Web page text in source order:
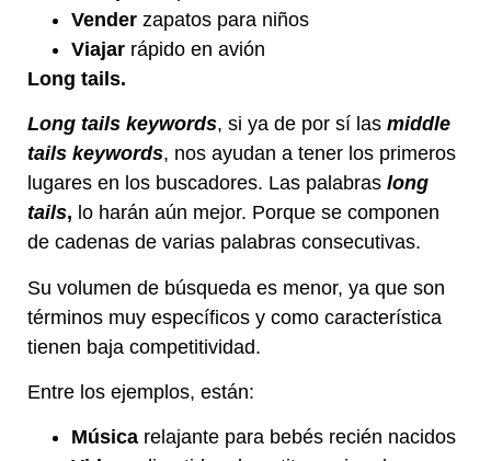
Vender zapatos para niños
Viajar rápido en avión
Long tails.
Long tails keywords, si ya de por sí las middle
tails keywords, nos ayudan a tener los primeros
lugares en los buscadores. Las palabras long
tails, lo harán aún mejor. Porque se componen
de cadenas de varias palabras consecutivas.
Su volumen de búsqueda es menor, ya que son
términos muy específicos y como característica
tienen baja competitividad.
Entre los ejemplos, están:
Música relajante para bebés recién nacidos